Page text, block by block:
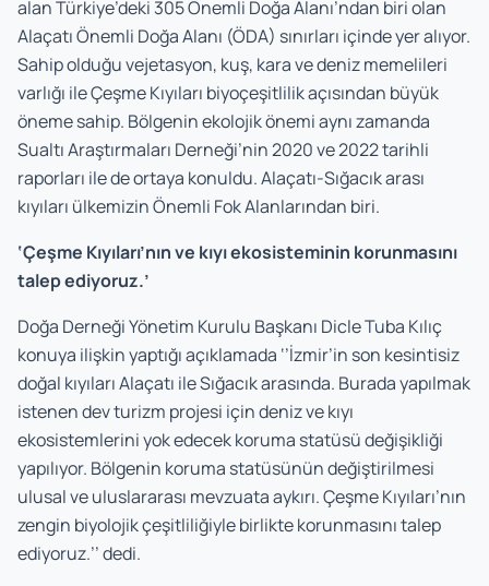
alan Türkiye’deki 305 Önemli Doğa Alanı’ndan biri olan
Alaçatı Önemli Doğa Alanı (ÖDA) sınırları içinde yer alıyor.
Sahip olduğu vejetasyon, kuş, kara ve deniz memelileri
varlığı ile Çeşme Kıyıları biyoçeşitlilik açısından büyük
öneme sahip. Bölgenin ekolojik önemi aynı zamanda
Sualtı Araştırmaları Derneği’nin 2020 ve 2022 tarihli
raporları ile de ortaya konuldu. Alaçatı-Sığacık arası
kıyıları ülkemizin Önemli Fok Alanlarından biri.
‘Çeşme Kıyıları’nın ve kıyı ekosisteminin korunmasını
talep ediyoruz.’
Doğa Derneği Yönetim Kurulu Başkanı Dicle Tuba Kılıç
konuya ilişkin yaptığı açıklamada ‘’İzmir’in son kesintisiz
doğal kıyıları Alaçatı ile Sığacık arasında. Burada yapılmak
istenen dev turizm projesi için deniz ve kıyı
ekosistemlerini yok edecek koruma statüsü değişikliği
yapılıyor. Bölgenin koruma statüsünün değiştirilmesi
ulusal ve uluslararası mevzuata aykırı. Çeşme Kıyıları’nın
zengin biyolojik çeşitliliğiyle birlikte korunmasını talep
ediyoruz.’’ dedi.